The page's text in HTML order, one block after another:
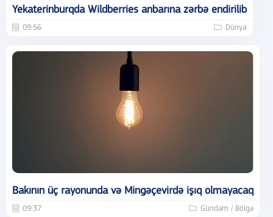
Yekaterinburqda Wildberries anbarına zərbə endirilib
09:56 Dünya
Bakının üç rayonunda və Mingəçevirdə işıq olmayacaq
09:37 Gündəm / Bölgə